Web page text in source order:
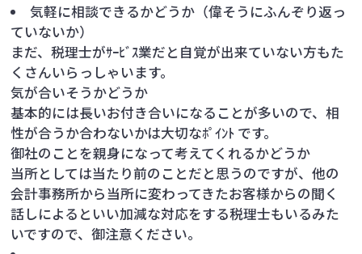
気軽に相談できるかどうか（偉そうにふんぞり返っ
ていないか）
まだ、税理士がｻｰﾋﾞｽ業だと自覚が出来ていない方もた
くさんいらっしゃいます。
気が合いそうかどうか
基本的には長いお付き合いになることが多いので、相
性が合うか合わないかは大切なﾎﾟｲﾝﾄ です。
御社のことを親身になって考えてくれるかどうか
当所としては当たり前のことだと思うのですが、他の
会計事務所から当所に変わってきたお客様からの聞く
話しによるといい加減な対応をする税理士もいるみた
いですので、御注意ください。